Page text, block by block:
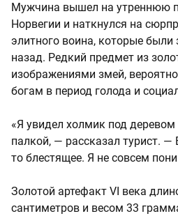
Мужчина вышел на утреннюю
Норвегии и наткнулся на
элитного воина, которые были
назад. Редкий предмет из
изображениями змей,
богам в период голода и
«Я увидел холмик под деревом
палкой, — рассказал турист. —
то блестящее. Я не совсем
Золотой артефакт VI века
сантиметров и весом 33